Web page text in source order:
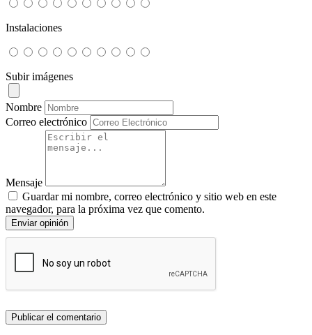
Instalaciones
Subir imágenes
Nombre
Correo electrónico
Mensaje
Guardar mi nombre, correo electrónico y sitio web en este
navegador, para la próxima vez que comento.
Enviar opinión